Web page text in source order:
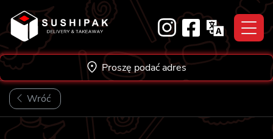
to
content
Proszę podać adres
Wróć